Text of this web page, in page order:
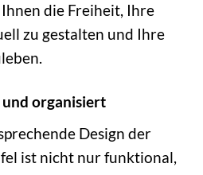
die Freiheit, Ihre
zu gestalten und Ihre
organisiert
Design der
ist nicht nur funktional,